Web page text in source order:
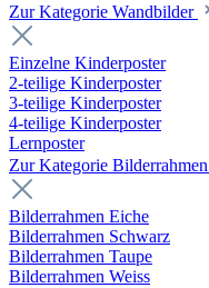
Zur Kategorie Wandbilder
Einzelne Kinderposter
2-teilige Kinderposter
3-teilige Kinderposter
4-teilige Kinderposter
Lernposter
Zur Kategorie Bilderrahmen
Bilderrahmen Eiche
Bilderrahmen Schwarz
Bilderrahmen Taupe
Bilderrahmen Weiss